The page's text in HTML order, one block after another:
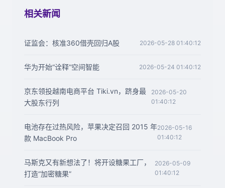
相关新闻
证监会：核准360借壳回归A股 2026-05-28 01:40:12
华为开始“诠释”空间智能 2026-05-24 01:40:12
京东领投越南电商平台 Tiki.vn，跻身最
大股东行列
2026-05-20
01:40:12
电池存在过热风险，苹果决定召回 2015 年
款 MacBook Pro
2026-05-16
01:40:12
马斯克又有新想法了！将开设糖果工厂，
打造“加密糖果”
2026-05-09
01:40:12